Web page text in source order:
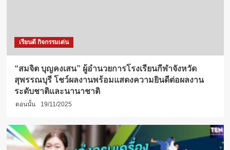
เรียนดี กิจกรรมเด่น
“สมจิต บุญคงเสน” ผู้อำนวยการโรงเรียนกีฬาจังหวัด
สุพรรณบุรี โชว์ผลงานพร้อมแสดงความยินดีต่อผลงาน
ระดับชาติและนานาชาติ
ตอนนั้น 19/11/2025